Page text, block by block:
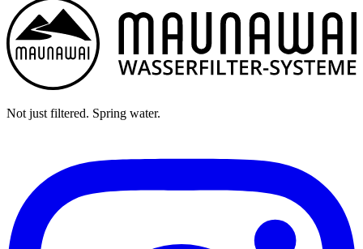
Not just filtered. Spring water.